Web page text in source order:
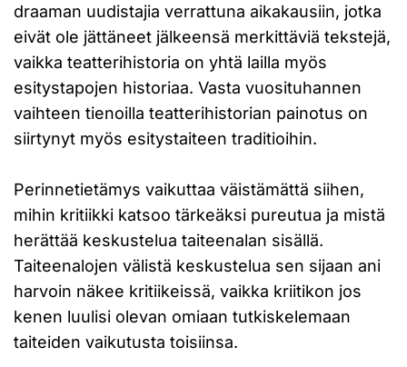
draaman uudistajia verrattuna aikakausiin, jotka
eivät ole jättäneet jälkeensä merkittäviä tekstejä,
vaikka teatterihistoria on yhtä lailla myös
esitystapojen historiaa. Vasta vuosituhannen
vaihteen tienoilla teatterihistorian painotus on
siirtynyt myös esitystaiteen traditioihin.
Perinnetietämys vaikuttaa väistämättä siihen,
mihin kritiikki katsoo tärkeäksi pureutua ja mistä
herättää keskustelua taiteenalan sisällä.
Taiteenalojen välistä keskustelua sen sijaan ani
harvoin näkee kritiikeissä, vaikka kriitikon jos
kenen luulisi olevan omiaan tutkiskelemaan
taiteiden vaikutusta toisiinsa.